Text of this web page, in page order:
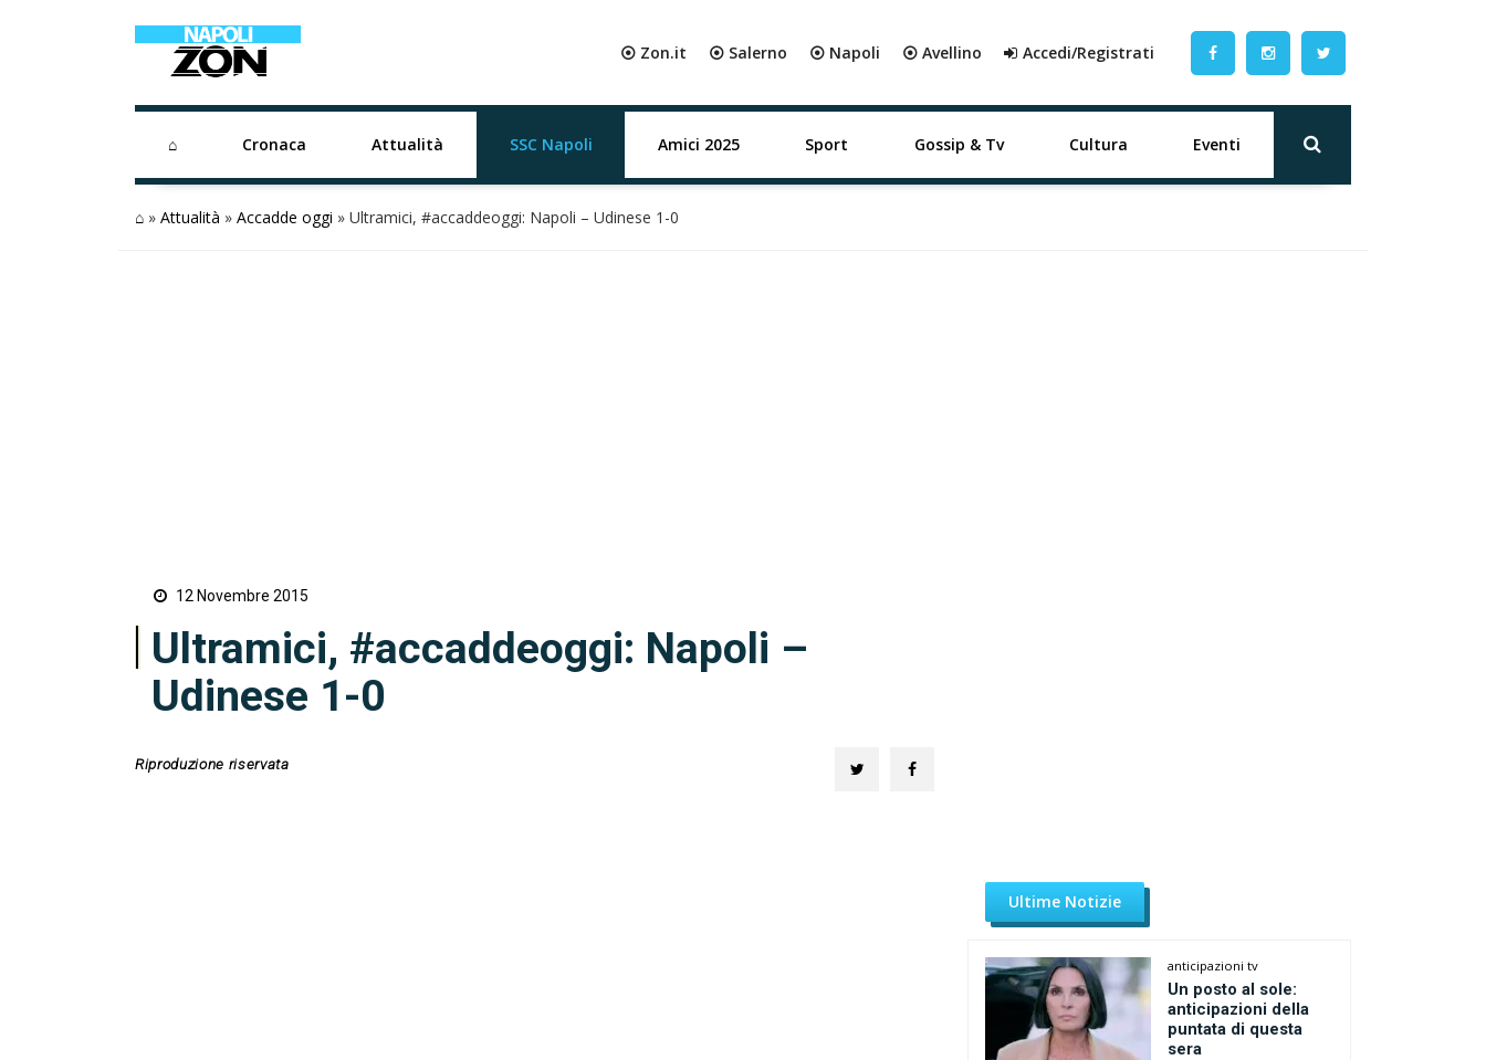
⦿ Zon.it ⦿ Salerno ⦿ Napoli ⦿ Avellino Accedi/Registrati
⌂ Cronaca Attualità SSC Napoli Amici 2025 Sport Gossip & Tv Cultura Eventi
⌂ » Attualità » Accadde oggi » Ultramici, #accaddeoggi: Napoli – Udinese 1-0
12 Novembre 2015
Ultramici, #accaddeoggi: Napoli –
Udinese 1-0
Ultime Notizie
anticipazioni tv
Un posto al sole:
anticipazioni della
puntata di questa
sera